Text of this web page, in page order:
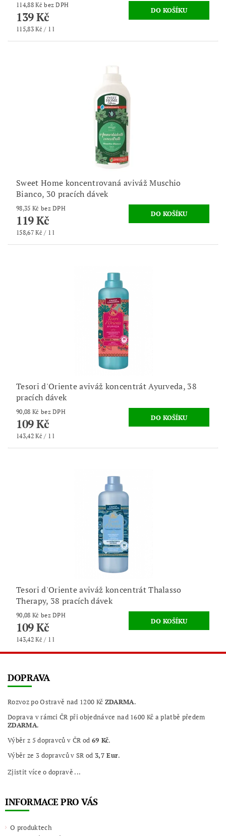
114,88 Kč bez DPH
139 Kč
115,83 Kč / 1 l
Sweet Home koncentrovaná aviváž Muschio
Bianco, 30 pracích dávek
98,35 Kč bez DPH
119 Kč
158,67 Kč / 1 l
Tesori d'Oriente aviváž koncentrát Ayurveda, 38
pracích dávek
90,08 Kč bez DPH
109 Kč
143,42 Kč / 1 l
Tesori d'Oriente aviváž koncentrát Thalasso
Therapy, 38 pracích dávek
90,08 Kč bez DPH
109 Kč
143,42 Kč / 1 l
DOPRAVA
Rozvoz po Ostravě nad 1200 Kč ZDARMA.
Doprava v rámci ČR při objednávce nad 1600 Kč a platbě předem
ZDARMA.
Výběr z 5 dopravců v ČR od 69 Kč.
Výběr ze 3 dopravců v SR od 3,7 Eur.
Zjistit více o dopravě ...
INFORMACE PRO VÁS
O produktech